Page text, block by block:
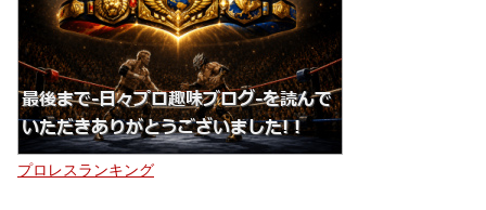
プロレスランキング